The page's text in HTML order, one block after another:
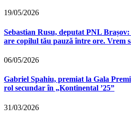
19/05/2026
Sebastian Rusu, deputat PNL
are copilul tău pauză între ore. Vrem
06/05/2026
Gabriel Spahiu, premiat la Gala
rol secundar în „Kontinental ’25”
31/03/2026